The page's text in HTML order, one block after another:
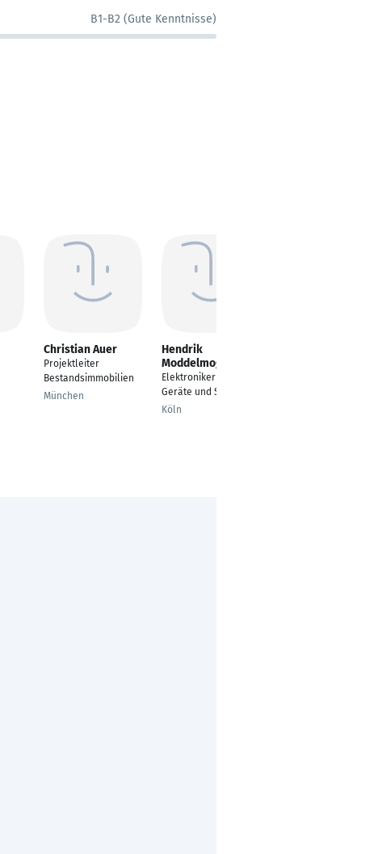
B1-B2 (Gute Kenntnisse)
Christian Auer
Projektleiter
Bestandsimmobilien
München
Hendrik
Moddelmog
Elektroniker für
Geräte und Systeme
Köln